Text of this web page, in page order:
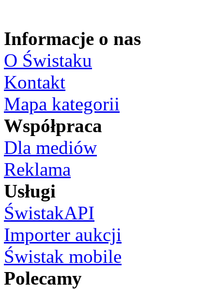
Informacje o nas
O Świstaku
Kontakt
Mapa kategorii
Współpraca
Dla mediów
Reklama
Usługi
ŚwistakAPI
Importer aukcji
Świstak mobile
Polecamy